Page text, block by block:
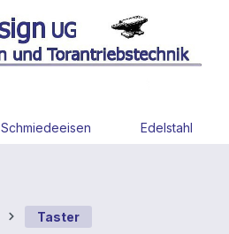
Schmiedeeisen Edelstahl
Taster